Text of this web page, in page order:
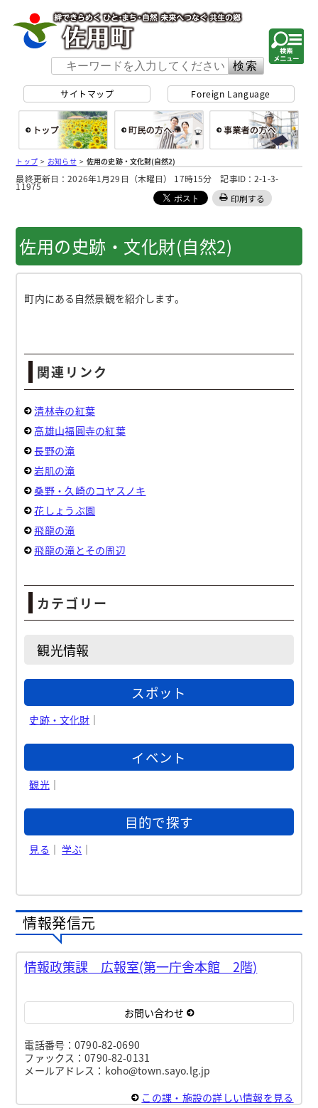
サイトマップ Foreign Language
総合トップ
トップ> お知らせ>佐用の史跡・文化財(自然2)
最終更新日：2026年1月29日（木曜日） 17時15分 記事ID：2-1-3-
11975
印刷する
佐用の史跡・文化財(自然2)
町内にある自然景観を紹介します。
関連リンク
清林寺の紅葉
高雄山福圓寺の紅葉
長野の滝
岩肌の滝
桑野・久崎のコヤスノキ
花しょうぶ園
飛龍の滝
飛龍の滝とその周辺
カテゴリー
観光情報
スポット
史跡・文化財 ｜
イベント
観光｜
目的で探す
見る ｜ 学ぶ ｜
情報発信元
情報政策課 広報室(第一庁舎本館 2階)
お問い合わせ
電話番号：0790-82-0690
ファックス：0790-82-0131
メールアドレス：koho@town.sayo.lg.jp
この課・施設の詳しい情報を見る